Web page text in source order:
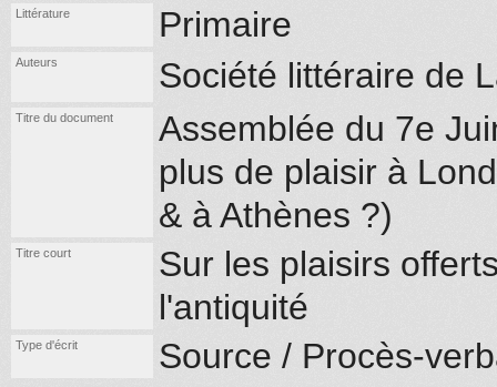
Littérature Primaire
Auteurs Société littéraire de
Titre du document
Assemblée du 7e
plus de plaisir à
& à Athènes ?)
Titre court
Sur les plaisirs
l'antiquité
Type d'écrit Source / Procès-